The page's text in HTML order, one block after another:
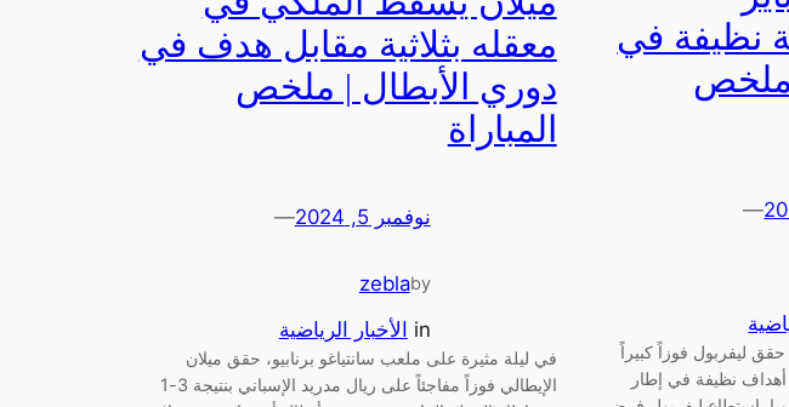
نظيفة في
ملخص
—
ليفربول فوزاً كبيراً
أهداف نظيفة في إطار
معقله بثلاثية مقابل هدف في
دوري الأبطال | ملخص
المباراة
نوفمبر 5, 2024 —
by
zebla
in
الأخبار الرياضية
في ليلة مثيرة على ملعب سانتياغو برنابيو، حقق ميلان
الإيطالي فوزاً مفاجئاً على ريال مدريد الإسباني بنتيجة 3-1